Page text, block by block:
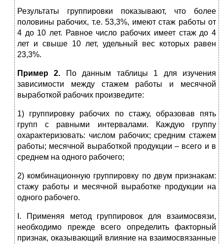
Результаты группировки показывают, что более
половины рабочих, т.е. 53,3%, имеют стаж работы от
4 до 10 лет. Равное число рабочих имеет стаж до 4
лет и свыше 10 лет, удельный вес которых равен
23,3%.
Пример 2.
По данным таблицы 1 для изучения
зависимости между стажем работы и месячной
выработкой рабочих произведите:
1) группировку рабочих по стажу, образовав пять
групп с равными интервалами. Каждую группу
охарактеризовать: числом рабочих; средним стажем
работы; месячной выработкой продукции – всего и в
среднем на одного рабочего;
2) комбинационную группировку по двум признакам:
стажу работы и месячной выработке продукции на
одного рабочего.
I. Применяя метод группировок для взаимосвязи,
необходимо прежде всего определить факторный
признак, оказывающий влияние на взаимосвязанные